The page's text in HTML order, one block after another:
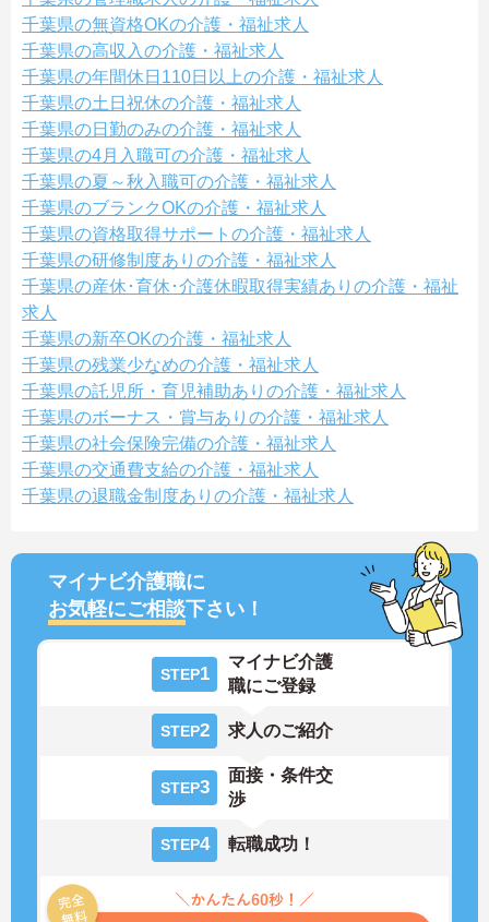
千葉県の無資格OKの介護・福祉求人
千葉県の高収入の介護・福祉求人
千葉県の年間休日110日以上の介護・福祉求人
千葉県の土日祝休の介護・福祉求人
千葉県の日勤のみの介護・福祉求人
千葉県の4月入職可の介護・福祉求人
千葉県の夏～秋入職可の介護・福祉求人
千葉県のブランクOKの介護・福祉求人
千葉県の資格取得サポートの介護・福祉求人
千葉県の研修制度ありの介護・福祉求人
千葉県の産休･育休･介護休暇取得実績ありの介護・福祉
求人
千葉県の新卒OKの介護・福祉求人
千葉県の残業少なめの介護・福祉求人
千葉県の託児所・育児補助ありの介護・福祉求人
千葉県のボーナス・賞与ありの介護・福祉求人
千葉県の社会保険完備の介護・福祉求人
千葉県の交通費支給の介護・福祉求人
千葉県の退職金制度ありの介護・福祉求人
マイナビ介護職に
お気軽にご相談下さい！
STEP1
マイナビ介護
職にご登録
STEP2 求人のご紹介
STEP3
面接・条件交
渉
STEP4 転職成功！